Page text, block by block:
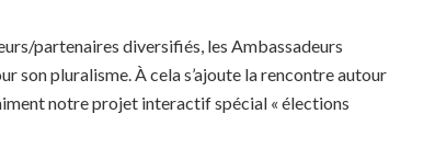
partenaires diversifiés, les Ambassadeurs
son pluralisme. À cela s’ajoute la rencontre autour
notre projet interactif spécial « élections